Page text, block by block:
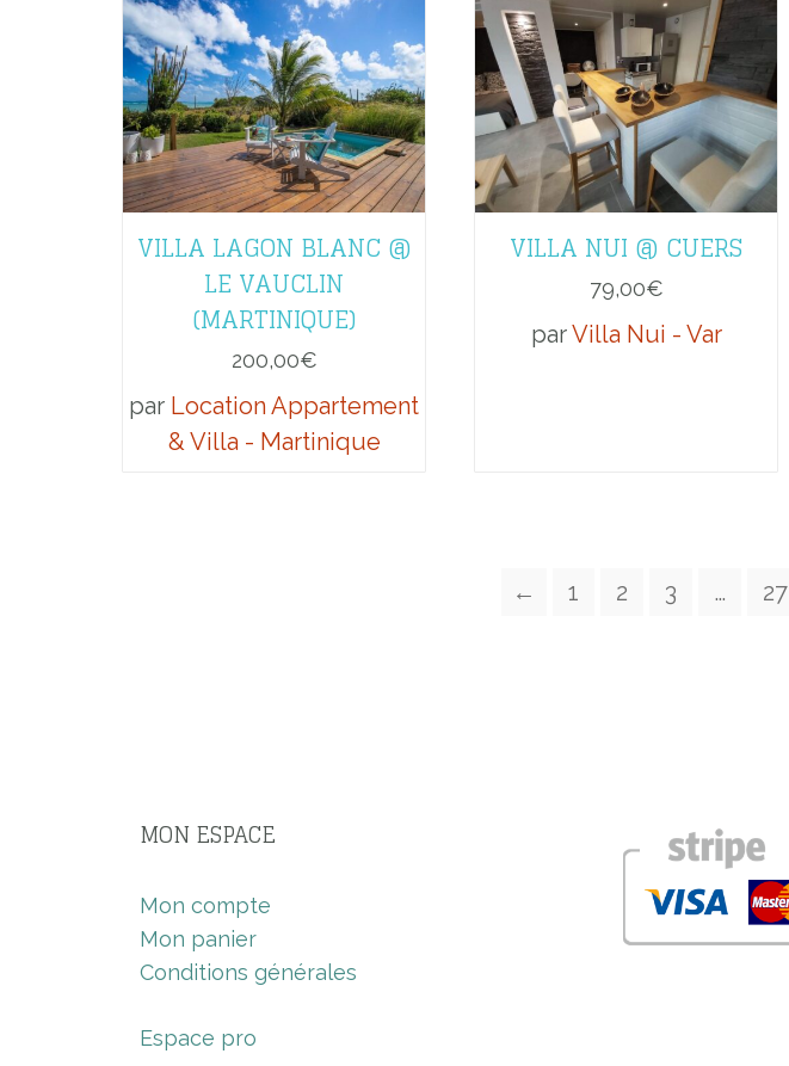
VILLA LAGON BLANC @
LE VAUCLIN
(MARTINIQUE)
200,00€
par Location Appartement
& Villa - Martinique
VILLA NUI @ CUERS
79,00€
parVilla Nui - Var
← 1 2 3 … 27
MON ESPACE
Mon compte
Mon panier
Conditions générales
Espace pro